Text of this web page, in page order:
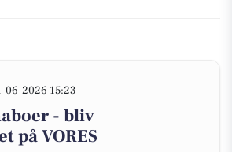
06-2026 15:23
- bliv
på VORES